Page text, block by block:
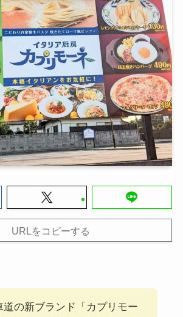
URLをコピーする
道の新ブランド「カプリモー